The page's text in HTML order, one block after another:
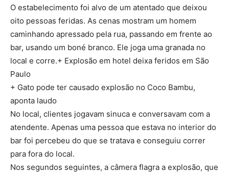
O estabelecimento foi alvo de um atentado que deixou
oito pessoas feridas. As cenas mostram um homem
caminhando apressado pela rua, passando em frente ao
bar, usando um boné branco. Ele joga uma granada no
local e corre.+ Explosão em hotel deixa feridos em São
Paulo
+ Gato pode ter causado explosão no Coco Bambu,
aponta laudo
No local, clientes jogavam sinuca e conversavam com a
atendente. Apenas uma pessoa que estava no interior do
bar foi percebeu do que se tratava e conseguiu correr
para fora do local.
Nos segundos seguintes, a câmera flagra a explosão, que